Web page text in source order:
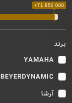
T1 850 000
برند
YAMAHA
BEYERDYNAMIC
آرشا